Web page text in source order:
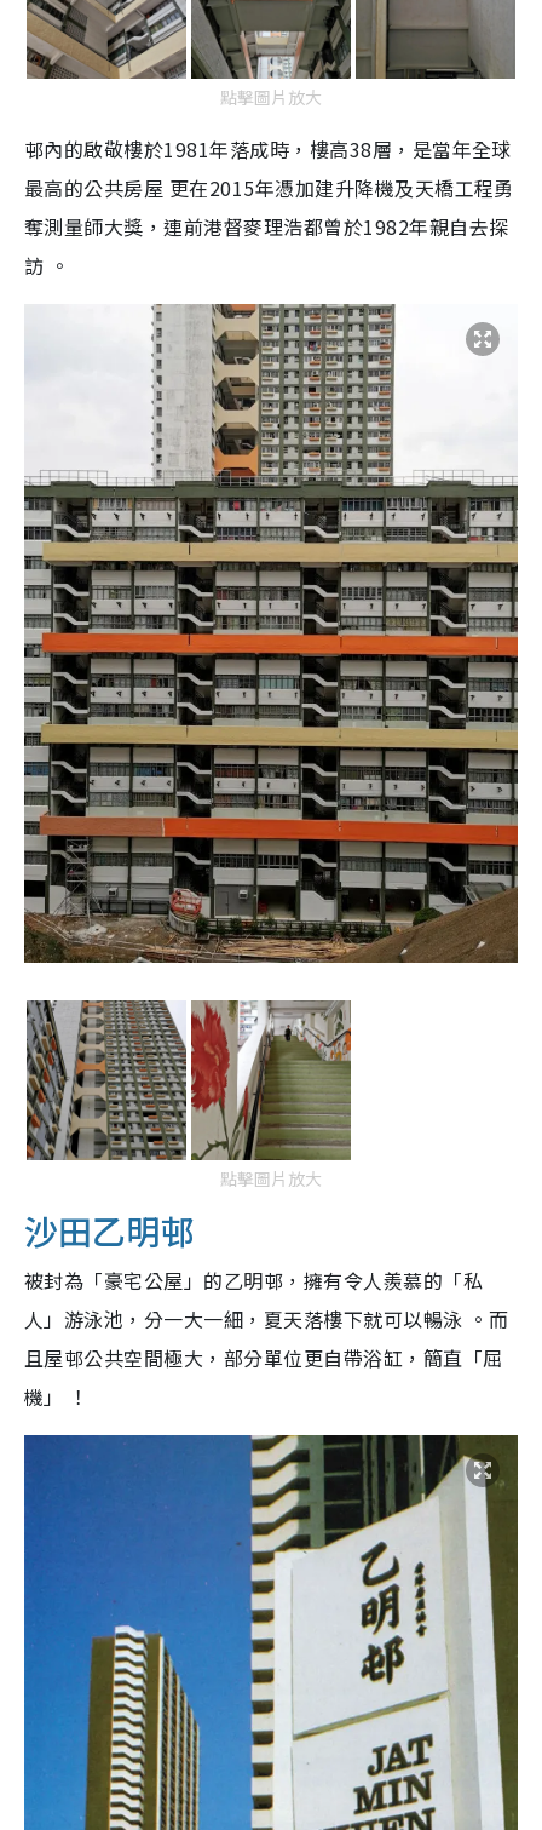
點擊圖片放大
邨內的啟敬樓於1981年落成時，樓高38層，是當年全球
最高的公共房屋 更在2015年憑加建升降機及天橋工程勇
奪測量師大獎，連前港督麥理浩都曾於1982年親自去探
訪 。
點擊圖片放大
沙田乙明邨
被封為「豪宅公屋」的乙明邨，擁有令人羨慕的「私
人」游泳池，分一大一細，夏天落樓下就可以暢泳 。而
且屋邨公共空間極大，部分單位更自帶浴缸，簡直「屈
機」 ！